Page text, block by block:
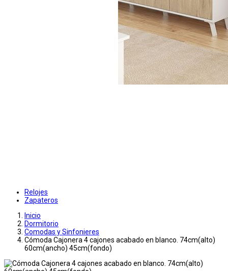
Relojes
Zapateros
Inicio
Dormitorio
Comodas y Sinfonieres
Cómoda Cajonera 4 cajones acabado en blanco. 74cm(alto)
60cm(ancho) 45cm(fondo)